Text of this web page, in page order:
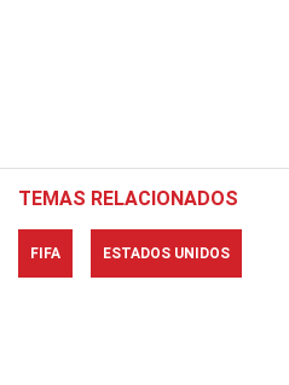
TEMAS RELACIONADOS
FIFA ESTADOS UNIDOS